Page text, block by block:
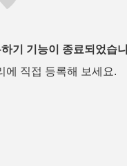
기 기능이 종료되었습
에 직접 등록해 보세요.